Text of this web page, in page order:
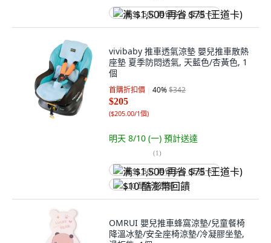
满 $1,500 再省 $75 (王道卡)
vivibaby 推車透氣涼墊 嬰兒推車散熱
座墊 夏季防悶透氣, 天藍色/杏黃色, 1
個
首購折扣價 40%$342
$205
($205.00/1個)
明天 8/10 (一) 預計送達
(1)
满 $1,500 再省 $75 (王道卡)
$10 酷澎幣回饋
OMRUI 嬰兒推車蜂窩涼墊/兒童餐椅
降溫冰墊/安全座椅涼墊/冷凝膠坐墊,